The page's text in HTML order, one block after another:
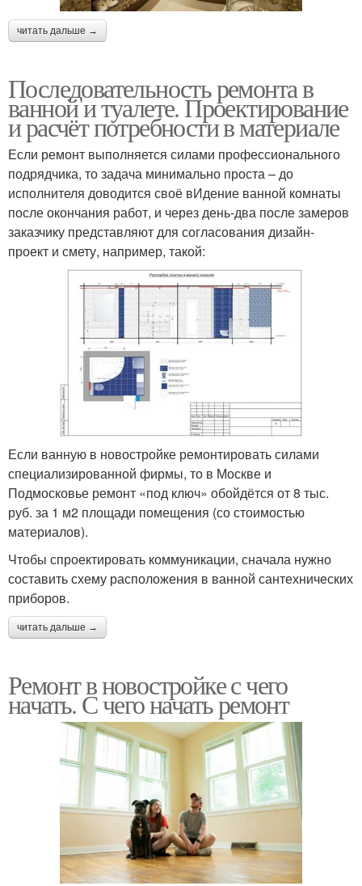
читать дальше →
Последовательность ремонта в
ванной и туалете. Проектирование
и расчёт потребности в материале
Если ремонт выполняется силами профессионального
подрядчика, то задача минимально проста – до
исполнителя доводится своё вИдение ванной комнаты
после окончания работ, и через день-два после замеров
заказчику представляют для согласования дизайн-
проект и смету, например, такой:
Если ванную в новостройке ремонтировать силами
специализированной фирмы, то в Москве и
Подмосковье ремонт «под ключ» обойдётся от 8 тыс.
руб. за 1 м2 площади помещения (со стоимостью
материалов).
Чтобы спроектировать коммуникации, сначала нужно
составить схему расположения в ванной сантехнических
приборов.
читать дальше →
Ремонт в новостройке с чего
начать. С чего начать ремонт